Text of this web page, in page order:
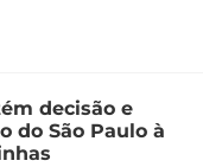
decisão e
do São Paulo à